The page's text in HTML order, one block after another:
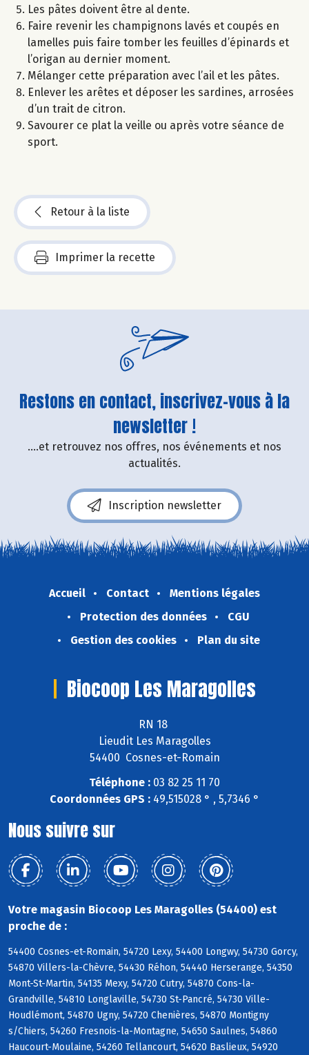
Les pâtes doivent être al dente.
Faire revenir les champignons lavés et coupés en
lamelles puis faire tomber les feuilles d’épinards et
l’origan au dernier moment.
Mélanger cette préparation avec l’ail et les pâtes.
Enlever les arêtes et déposer les sardines, arrosées
d’un trait de citron.
Savourer ce plat la veille ou après votre séance de
sport.
Retour à la liste
Imprimer la recette
Restons en contact, inscrivez-vous à la
newsletter !
....et retrouvez nos offres, nos événements et nos
actualités.
Inscription newsletter
Accueil Contact
Mentions légales
Protection des données
CGU
Gestion des cookies
Plan du site
Biocoop Les Maragolles
RN 18
Lieudit Les Maragolles
54400 Cosnes-et-Romain
Téléphone : 03 82 25 11 70
Coordonnées GPS : 49,515028 ° , 5,7346 °
Nous suivre sur
Votre magasin Biocoop Les Maragolles (54400) est
proche de :
54400 Cosnes-et-Romain, 54720 Lexy, 54400 Longwy, 54730 Gorcy,
54870 Villers-la-Chèvre, 54430 Réhon, 54440 Herserange, 54350
Mont-St-Martin, 54135 Mexy, 54720 Cutry, 54870 Cons-la-
Grandville, 54810 Longlaville, 54730 St-Pancré, 54730 Ville-
Houdlémont, 54870 Ugny, 54720 Chenières, 54870 Montigny
s/Chiers, 54260 Fresnois-la-Montagne, 54650 Saulnes, 54860
Haucourt-Moulaine, 54260 Tellancourt, 54620 Baslieux, 54920